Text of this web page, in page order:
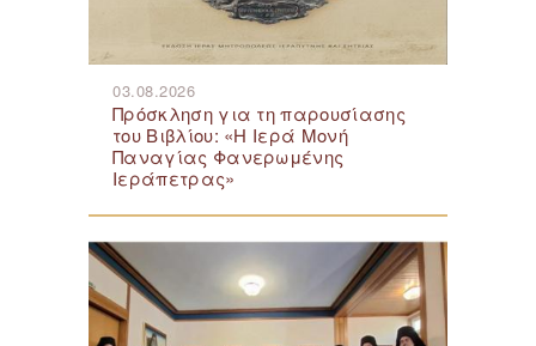
03.08.2026
Πρόσκληση για τη παρουσίασης
του Βιβλίου: «Η Ιερά Μονή
Παναγίας Φανερωμένης
Ιεράπετρας»